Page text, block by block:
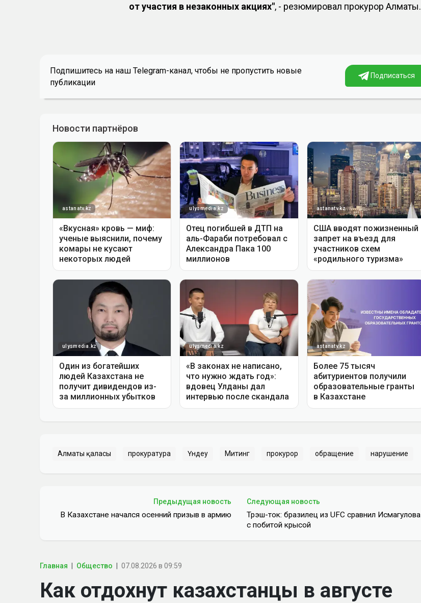
от участия в незаконных акциях", - резюмировал прокурор Алматы.
Подпишитесь на наш Telegram-канал, чтобы не пропустить новые
публикации
Подписаться
Алматы қаласы прокуратура Үндеу Митинг прокурор обращение нарушение
Предыдущая новость
В Казахстане начался осенний призыв в армию
Следующая новость
Трэш-ток: бразилец из UFC сравнил Исмагулова
с побитой крысой
Главная Общество 07.08.2026 в 09:59
Как отдохнут казахстанцы в августе